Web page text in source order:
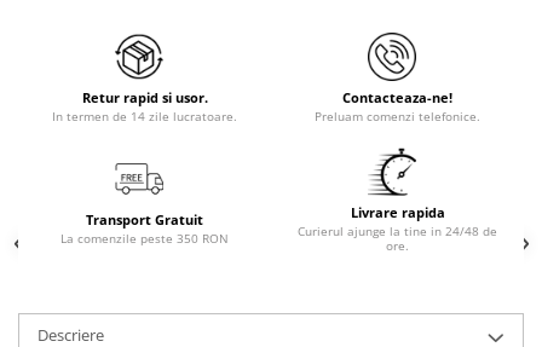
Retur rapid si usor.
In termen de 14 zile lucratoare.
Contacteaza-ne!
Preluam comenzi telefonice.
Transport Gratuit
La comenzile peste 350 RON
Livrare rapida
Curierul ajunge la tine in 24/48 de
ore.
Descriere